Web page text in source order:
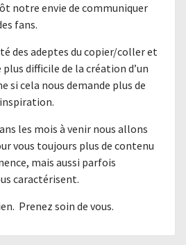
notre envie de communiquer
fans.
des adeptes du copier/coller et
difficile de la création d’un
si cela nous demande plus de
les mois à venir nous allons
vous toujours plus de contenu
mais aussi parfois
caractérisent.
Prenez soin de vous.